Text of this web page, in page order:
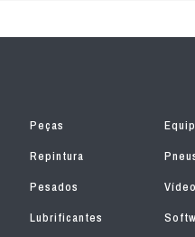
Peças
Repintura
Pesados
Lubrificantes